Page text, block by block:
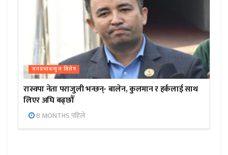
जनप्रभाबन्युज विशेष
रास्वपा नेता पराजुली भन्छन्- बालेन, कुलमान र हर्कलाई साथ
लिएर अघि बढ्छौँ
8 MONTHS पहिले